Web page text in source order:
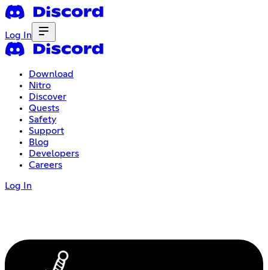
Log In
Download
Nitro
Discover
Quests
Safety
Support
Blog
Developers
Careers
Log In